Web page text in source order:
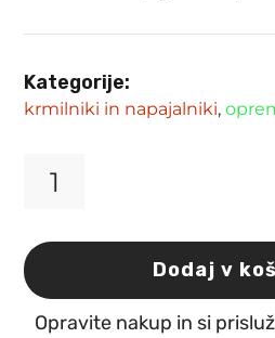
Kategorije:
krmilniki in napajalniki,
napajalnik
za
ptice
prozoren
količina
Dodaj v
Opravite nakup in si